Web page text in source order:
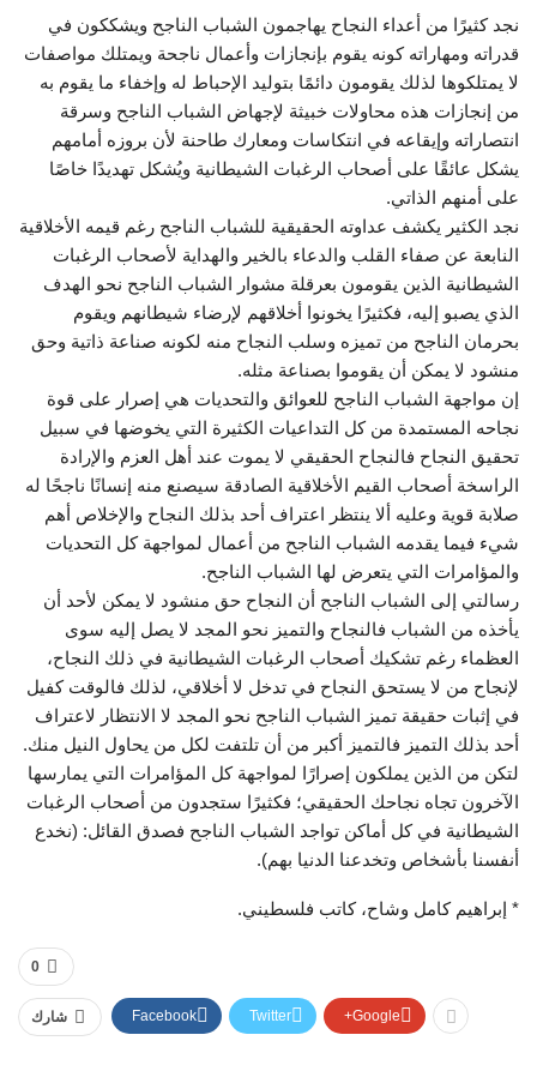
نجد كثيرًا من أعداء النجاح يهاجمون الشباب الناجح ويشككون في
قدراته ومهاراته كونه يقوم بإنجازات وأعمال ناجحة ويمتلك مواصفات
لا يمتلكوها لذلك يقومون دائمًا بتوليد الإحباط له وإخفاء ما يقوم به
من إنجازات هذه محاولات خبيثة لإجهاض الشباب الناجح وسرقة
انتصاراته وإيقاعه في انتكاسات ومعارك طاحنة لأن بروزه أمامهم
يشكل عائقًا على أصحاب الرغبات الشيطانية ويُشكل تهديدًا خاصًا
على أمنهم الذاتي.
نجد الكثير يكشف عداوته الحقيقية للشباب الناجح رغم قيمه الأخلاقية
النابعة عن صفاء القلب والدعاء بالخير والهداية لأصحاب الرغبات
الشيطانية الذين يقومون بعرقلة مشوار الشباب الناجح نحو الهدف
الذي يصبو إليه، فكثيرًا يخونوا أخلاقهم لإرضاء شيطانهم ويقوم
بحرمان الناجح من تميزه وسلب النجاح منه لكونه صناعة ذاتية وحق
منشود لا يمكن أن يقوموا بصناعة مثله.
إن مواجهة الشباب الناجح للعوائق والتحديات هي إصرار على قوة
نجاحه المستمدة من كل التداعيات الكثيرة التي يخوضها في سبيل
تحقيق النجاح فالنجاح الحقيقي لا يموت عند أهل العزم والإرادة
الراسخة أصحاب القيم الأخلاقية الصادقة سيصنع منه إنسانًا ناجحًا له
صلابة قوية وعليه ألا ينتظر اعتراف أحد بذلك النجاح والإخلاص أهم
شيء فيما يقدمه الشباب الناجح من أعمال لمواجهة كل التحديات
والمؤامرات التي يتعرض لها الشباب الناجح.
رسالتي إلى الشباب الناجح أن النجاح حق منشود لا يمكن لأحد أن
يأخذه من الشباب فالنجاح والتميز نحو المجد لا يصل إليه سوى
العظماء رغم تشكيك أصحاب الرغبات الشيطانية في ذلك النجاح،
لإنجاح من لا يستحق النجاح في تدخل لا أخلاقي، لذلك فالوقت كفيل
في إثبات حقيقة تميز الشباب الناجح نحو المجد لا الانتظار لاعتراف
أحد بذلك التميز فالتميز أكبر من أن تلتفت لكل من يحاول النيل منك.
لتكن من الذين يملكون إصرارًا لمواجهة كل المؤامرات التي يمارسها
الآخرون تجاه نجاحك الحقيقي؛ فكثيرًا ستجدون من أصحاب الرغبات
الشيطانية في كل أماكن تواجد الشباب الناجح فصدق القائل: (نخدع
أنفسنا بأشخاص وتخدعنا الدنيا بهم).
* إبراهيم كامل وشاح، كاتب فلسطيني.
0
شارك Facebook Twitter Google+